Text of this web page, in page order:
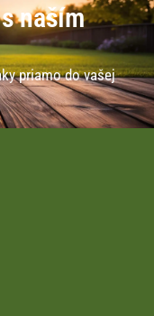
naším
priamo do vašej